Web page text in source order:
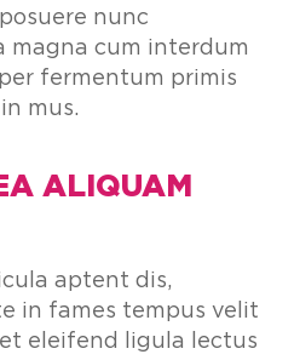
nunc
magna cum interdum
fermentum primis
mus.
ALIQUAM
aptent dis,
in fames tempus velit
eleifend ligula lectus